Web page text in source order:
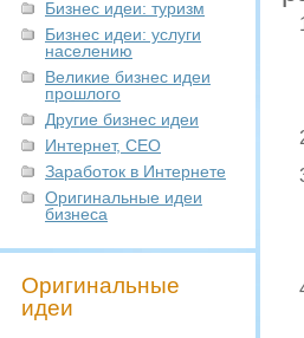
Бизнес идеи: туризм
Бизнес идеи: услуги
населению
Великие бизнес идеи
прошлого
Другие бизнес идеи
Интернет, СЕО
Заработок в Интернете
Оригинальные идеи
бизнеса
Оригинальные
идеи